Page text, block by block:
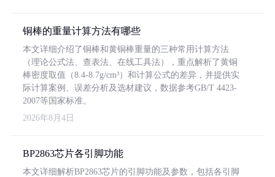
铜棒的重量计算方法有哪些
本文详细介绍了铜棒和黄铜棒重量的三种常用计算方法
（理论公式法、查表法、在线工具法），重点解析了黄铜
棒密度取值（8.4-8.7g/cm³）和计算公式的差异，并提供实
际计算案例、误差分析及选材建议，数据参考GB/T 4423-
2007等国家标准。
2026年8月4日
BP2863芯片各引脚功能
本文详细解析BP2863芯片的引脚功能及参数，包括各引脚